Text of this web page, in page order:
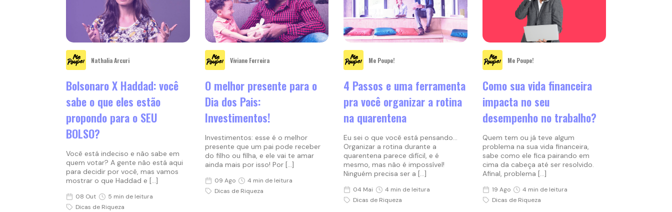
Nathalia Arcuri
Bolsonaro X Haddad: você
sabe o que eles estão
propondo para o SEU
BOLSO?
Você está indeciso e não sabe em
quem votar? A gente não está aqui
para decidir por você, mas vamos
mostrar o que Haddad e […]
08 Out
5 min de leitura
Dicas de Riqueza
Viviane Ferreira
O melhor presente para o
Dia dos Pais:
Investimentos!
Investimentos: esse é o melhor
presente que um pai pode receber
do filho ou filha, e ele vai te amar
ainda mais por isso! Por […]
09 Ago
4 min de leitura
Dicas de Riqueza
Me Poupe!
4 Passos e uma ferramenta
pra você organizar a rotina
na quarentena
Eu sei o que você está pensando…
Organizar a rotina durante a
quarentena parece difícil, e é
mesmo, mas não é impossível!
Ninguém precisa ser a […]
04 Mai
4 min de leitura
Dicas de Riqueza
Me Poupe!
Como sua vida financeira
impacta no seu
desempenho no trabalho?
Quem tem ou já teve algum
problema na sua vida financeira,
sabe como ele fica pairando em
cima da cabeça até ser resolvido.
Afinal, problema […]
19 Ago
4 min de leitura
Dicas de Riqueza